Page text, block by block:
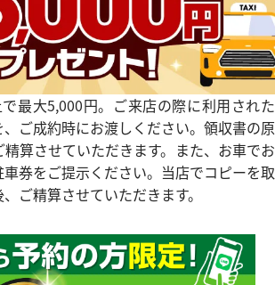
SM
価格です
カルティエ カリブル ドゥ カ
W7100015
参考買取価格
438,000 円
※2023年9月27日時点の参考
最大5,000円。ご来店の際に利用された
ご成約時にお渡しください。領収書の原
算させていただきます。また、お車でお
券をご提示ください。当店でコピーを取
ご精算させていただきます。